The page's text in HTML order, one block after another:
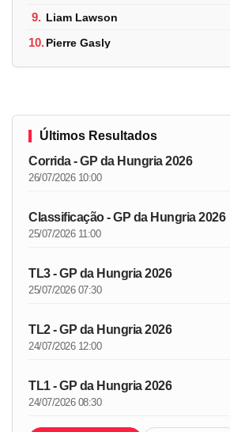
9. Liam Lawson
10.Pierre Gasly
Últimos Resultados
Corrida - GP da Hungria 2026
26/07/2026 10:00
Classificação - GP da Hungria 2026
25/07/2026 11:00
TL3 - GP da Hungria 2026
25/07/2026 07:30
TL2 - GP da Hungria 2026
24/07/2026 12:00
TL1 - GP da Hungria 2026
24/07/2026 08:30